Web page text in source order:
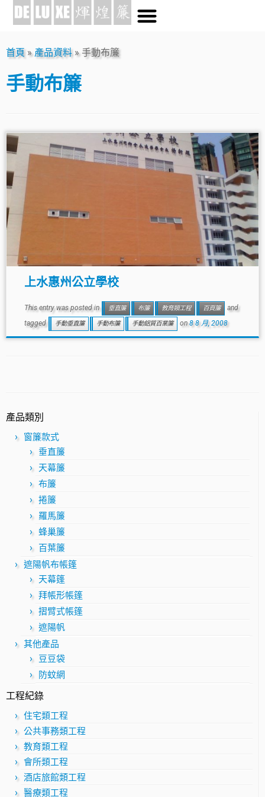
首頁 » 產品資料 » 手動布簾
手動布簾
上水惠州公立學校
This entry was posted in 垂直簾 布簾 教育類工程 百頁簾
and
tagged
手動垂直簾 手動布簾 手動鋁質百業簾 on8 8 月, 2008
產品類別
窗簾款式
垂直簾
天幕簾
布簾
捲簾
羅馬簾
蜂巢簾
百葉簾
遮陽帆布帳篷
天幕篷
拜帳形帳篷
摺臂式帳篷
遮陽帆
其他產品
豆豆袋
防蚊網
工程紀錄
住宅類工程
公共事務類工程
教育類工程
會所類工程
酒店旅館類工程
醫療類工程